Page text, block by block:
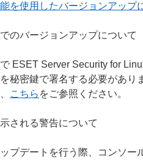
を使用したバージョンアップ
のバージョンアップについて
ESET Server Security for
秘密鍵で署名する必要があり
こちら をご参照ください。
される警告について
プデートを行う際、コンソ